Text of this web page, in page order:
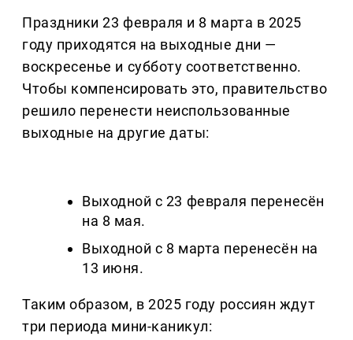
Праздники 23 февраля и 8 марта в 2025
году приходятся на выходные дни —
воскресенье и субботу соответственно.
Чтобы компенсировать это, правительство
решило перенести неиспользованные
выходные на другие даты:
Выходной с 23 февраля перенесён
на 8 мая.
Выходной с 8 марта перенесён на
13 июня.
Таким образом, в 2025 году россиян ждут
три периода мини-каникул: